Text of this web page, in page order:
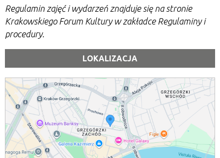
Regulamin zajęć i wydarzeń znajduje się na stronie
Krakowskiego Forum Kultury w zakładce Regulaminy i
procedury.
LOKALIZACJA